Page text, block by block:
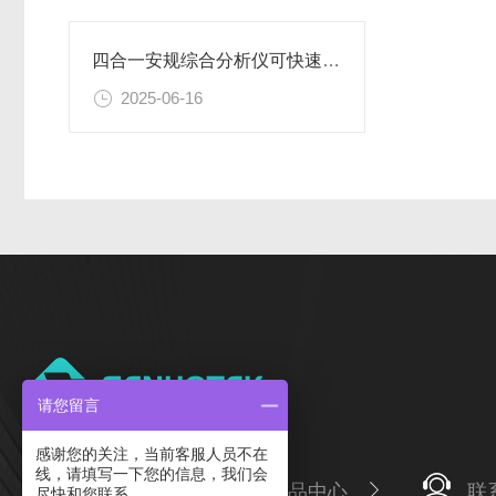
四合一安规综合分析仪可快速完成复杂测试场景
2025-06-16
请您留言
感谢您的关注，当前客服人员不在
线，请填写一下您的信息，我们会